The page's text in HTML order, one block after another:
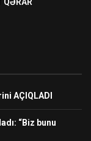
AÇIQLADI
“Biz bunu